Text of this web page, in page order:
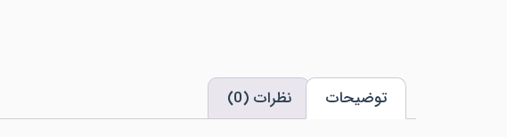
توضیحات نظرات (0)